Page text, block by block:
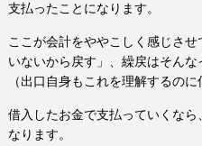
支払ったことになります。
ここが会計をややこしく感じさ
いないから戻す」、繰戻はそんな
（出口自身もこれを理解するの
借入したお金で支払っていくな
なります。